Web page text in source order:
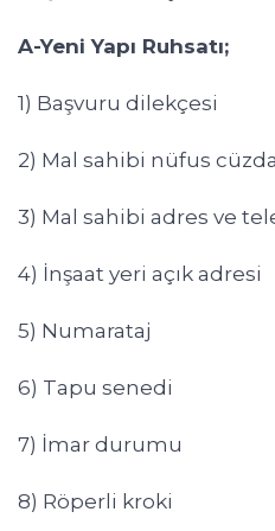
A-Yeni Yapı Ruhsatı;
1) Başvuru dilekçesi
2) Mal sahibi nüfus
3) Mal sahibi adres ve
4) İnşaat yeri açık adresi
5) Numarataj
6) Tapu senedi
7) İmar durumu
8) Röperli kroki